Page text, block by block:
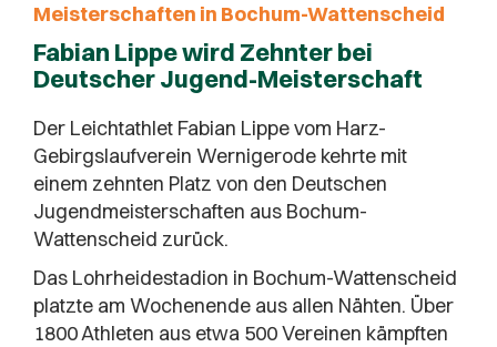
Meisterschaften in Bochum-Wattenscheid
Fabian Lippe wird Zehnter bei
Deutscher Jugend-Meisterschaft
Der Leichtathlet Fabian Lippe vom Harz-
Gebirgslaufverein Wernigerode kehrte mit
einem zehnten Platz von den Deutschen
Jugendmeisterschaften aus Bochum-
Wattenscheid zurück.
Das Lohrheidestadion in Bochum-Wattenscheid
platzte am Wochenende aus allen Nähten. Über
1800 Athleten aus etwa 500 Vereinen kämpften